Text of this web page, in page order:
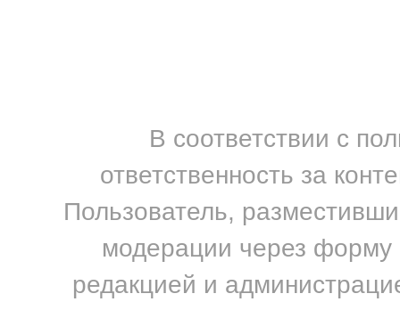
В соответствии с
ответственность за
Пользователь,
модерации через форму
редакцией и